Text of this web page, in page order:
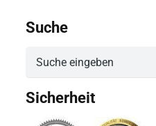
Suche
Sicherheit